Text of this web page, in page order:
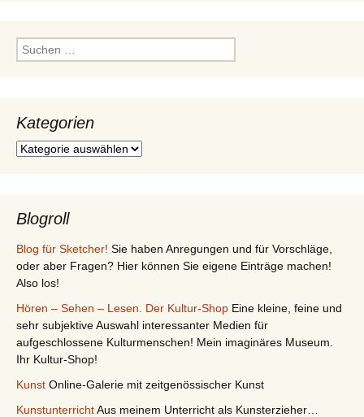
Suchen
nach:
Kategorien
Kategorien
Blogroll
Blog für Sketcher! Sie haben Anregungen und für Vorschläge,
oder aber Fragen? Hier können Sie eigene Einträge machen!
Also los!
Hören – Sehen – Lesen. Der Kultur-Shop Eine kleine, feine und
sehr subjektive Auswahl interessanter Medien für
aufgeschlossene Kulturmenschen! Mein imaginäres Museum.
Ihr Kultur-Shop!
Kunst Online-Galerie mit zeitgenössischer Kunst
KunstunterrichtAus meinem Unterricht als Kunsterzieher…